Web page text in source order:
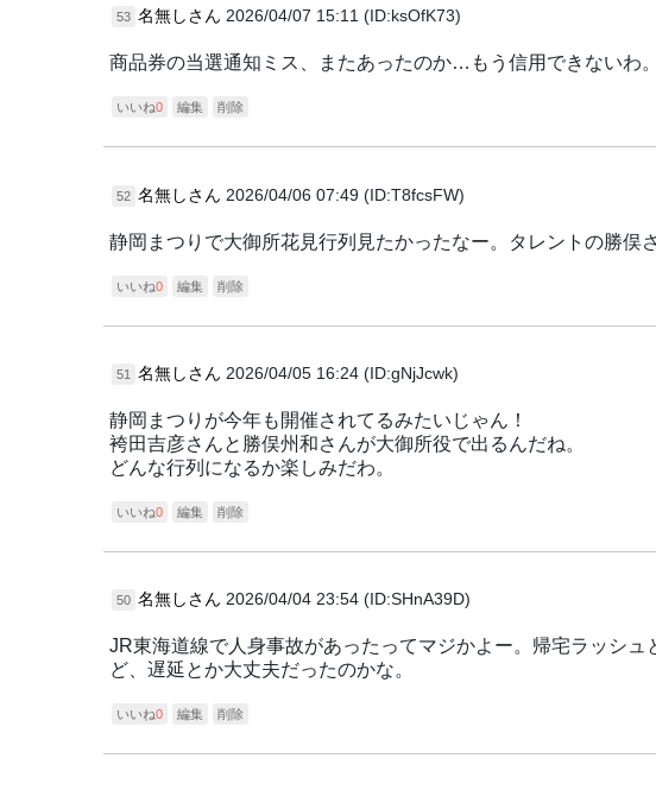
53 名無しさん 2026/04/07 15:11 (ID:ksOfK73)
商品券の当選通知ミス、またあったのか…もう信用できないわ
いいね0 編集 削除
52 名無しさん 2026/04/06 07:49 (ID:T8fcsFW)
静岡まつりで大御所花見行列見たかったなー。タレントの勝俣
いいね0 編集 削除
51 名無しさん 2026/04/05 16:24 (ID:gNjJcwk)
静岡まつりが今年も開催されてるみたいじゃん！
袴田吉彦さんと勝俣州和さんが大御所役で出るんだね。
どんな行列になるか楽しみだわ。
いいね0 編集 削除
50 名無しさん 2026/04/04 23:54 (ID:SHnA39D)
JR東海道線で人身事故があったってマジかよー。帰宅ラッシ
ど、遅延とか大丈夫だったのかな。
いいね0 編集 削除